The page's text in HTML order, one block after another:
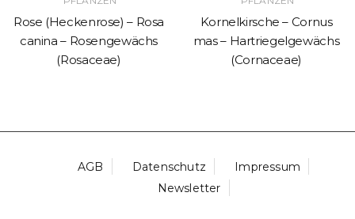
Rose (Heckenrose) – Rosa
canina – Rosengewächs
(Rosaceae)
Kornelkirsche – Cornus
mas – Hartriegelgewächs
(Cornaceae)
AGB Datenschutz
Impressum
Newsletter